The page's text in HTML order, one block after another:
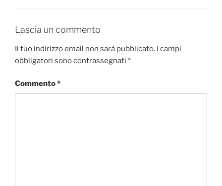
Lascia un commento
Il tuo indirizzo email non sarà pubblicato. I campi
obbligatori sono contrassegnati *
Commento*